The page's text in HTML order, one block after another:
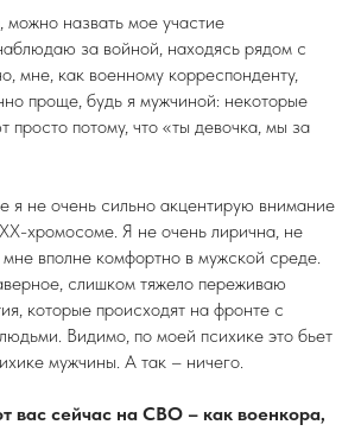
можно назвать мое участие
за войной, находясь рядом с
мне, как военному корреспонденту,
проще, будь я мужчиной: некоторые
просто потому, что «ты девочка, мы за
я не очень сильно акцентирую внимание
хромосоме. Я не очень лирична, не
вполне комфортно в мужской среде.
слишком тяжело переживаю
которые происходят на фронте с
Видимо, по моей психике это бьет
мужчины. А так – ничего.
вас сейчас на СВО – как военкора,